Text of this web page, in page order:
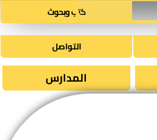
كتب وبحوث​
التواصل
المدارس